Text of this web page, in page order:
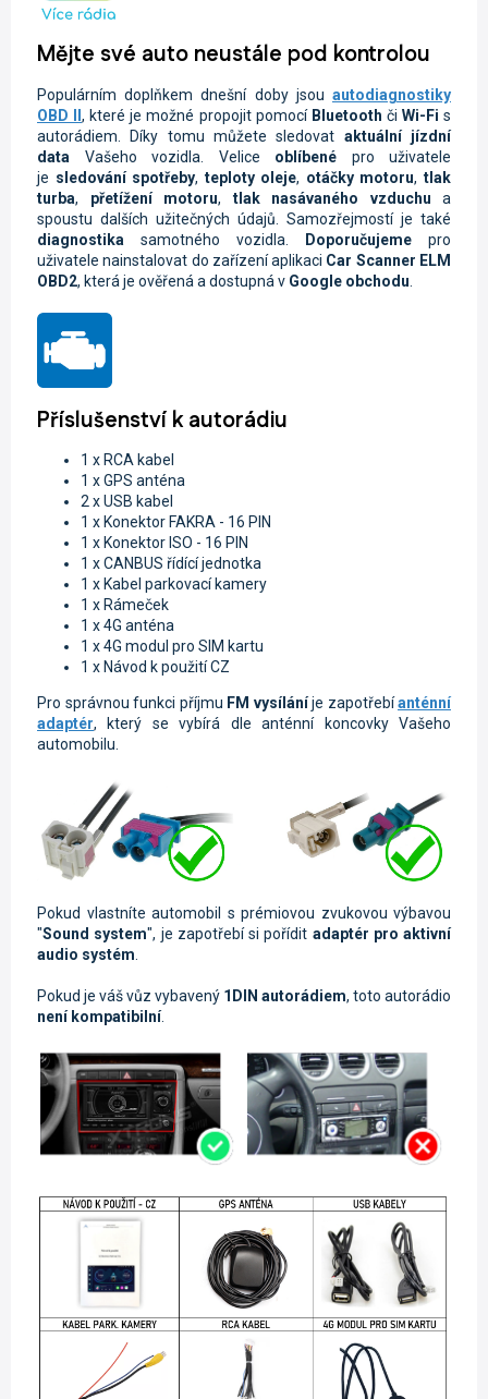
Mějte své auto neustále pod kontrolou
Populárním doplňkem dnešní doby jsou autodiagnostiky
OBD II, které je možné propojit pomocí Bluetooth či Wi-Fi s
autorádiem. Díky tomu můžete sledovat aktuální jízdní
data Vašeho vozidla. Velice oblíbené pro uživatele
je sledování spotřeby, teploty oleje, otáčky motoru,tlak
turba, přetížení motoru, tlak nasávaného vzduchu a
spoustu dalších užitečných údajů. Samozřejmostí je také
diagnostika samotného vozidla. Doporučujeme pro
uživatele nainstalovat do zařízení aplikaci Car Scanner ELM
OBD2, která je ověřená a dostupná v Google obchodu
Příslušenství k autorádiu
1 x RCA kabel
1 x GPS anténa
2 x USB kabel
1 x Konektor FAKRA - 16 PIN
1 x Konektor ISO - 16 PIN
1 x CANBUS řídící jednotka
1 x Kabel parkovací kamery
1 x Rámeček
1 x 4G anténa
1 x 4G modul pro SIM kartu
1 x Návod k použití CZ
Pro správnou funkci příjmu FM vysíláníje zapotřebíanténní
adaptér, který se vybírá dle anténní koncovky Vašeho
automobilu.
Pokud vlastníte automobil s prémiovou zvukovou výbavou
"Sound system", je zapotřebí si pořídit adaptér pro aktivní
audio systém
Pokud je váš vůz vybavený 1DIN autorádiem, toto autorádio
není kompatibilní.